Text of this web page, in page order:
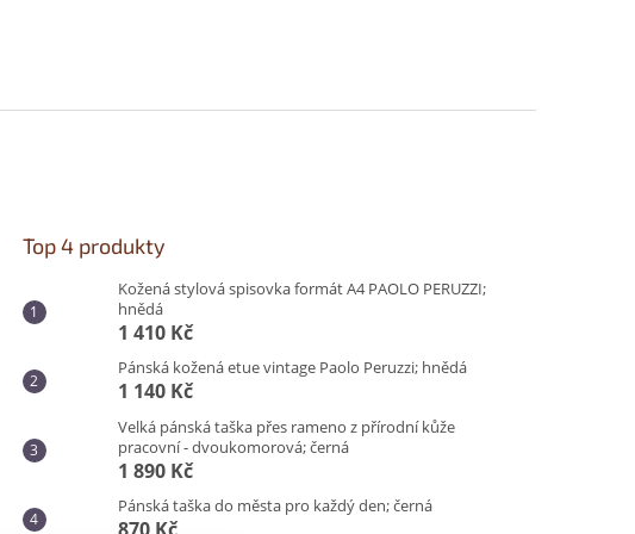
Top 4 produkty
Kožená stylová spisovka formát A4 PAOLO PERUZZI;
hnědá
1 410 Kč
Pánská kožená etue vintage Paolo Peruzzi; hnědá
1 140 Kč
Velká pánská taška přes rameno z přírodní kůže
pracovní - dvoukomorová; černá
1 890 Kč
Pánská taška do města pro každý den; černá